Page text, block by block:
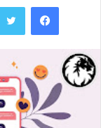
فيسبوك